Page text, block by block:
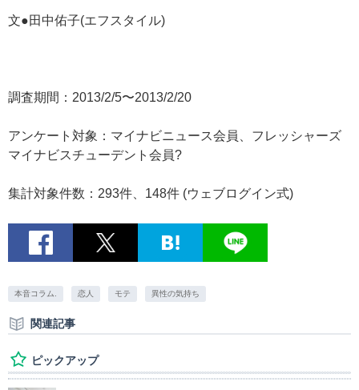
文●田中佑子(エフスタイル)
調査期間：2013/2/5〜2013/2/20
アンケート対象：マイナビニュース会員、フレッシャーズ
マイナビスチューデント会員?
集計対象件数：293件、148件 (ウェブログイン式)
本音コラム. 恋人 モテ 異性の気持ち
関連記事
ピックアップ